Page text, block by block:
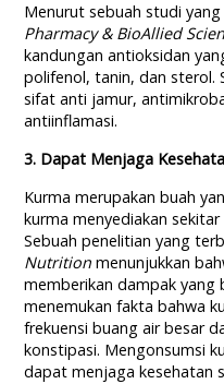
Menurut sebuah studi
Pharmacy & BioAllied
kandungan antioksidan
polifenol, tanin, dan sterol.
sifat anti jamur,
antiinflamasi.
3. Dapat Menjaga
Kurma merupakan buah
kurma menyediakan
Sebuah penelitian yang
Nutritionmenunjukkan
memberikan dampak yang
menemukan fakta bahwa
frekuensi buang air besar
konstipasi. Mengonsumsi
dapat menjaga kesehatan